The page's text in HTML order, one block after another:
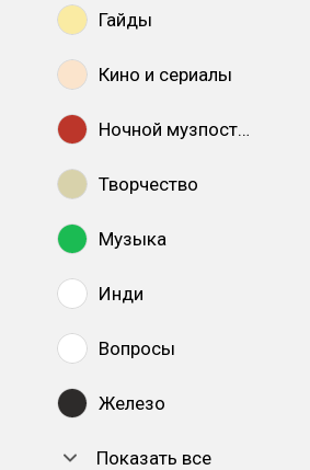
Гайды
Кино и сериалы
Ночной музпостинг
Творчество
Музыка
Инди
Вопросы
Железо
Показать все